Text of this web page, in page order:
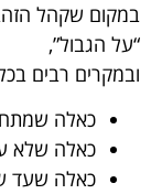
במקום שקהל
“על הגבול”,
ובמקרים רבים
כאלה
כאלה שלא
כאלה שעד